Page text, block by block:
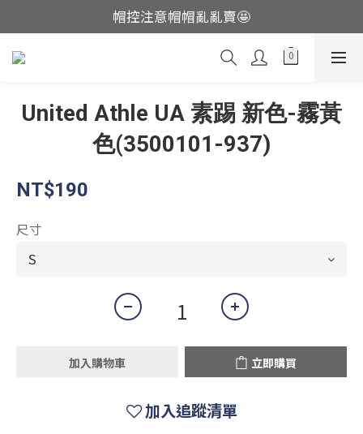
這裡現貨不用等👟
帽控注意帽帽亂亂賣🤩
這裡現貨不用等👟
United Athle UA 素踢 新色-霧黃
色(3500101-937)
NT$190
尺寸
加入購物車 立即購買
加入追蹤清單